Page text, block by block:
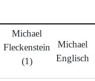
Michael
Fleckenstein
(1)
Michael
Englisch